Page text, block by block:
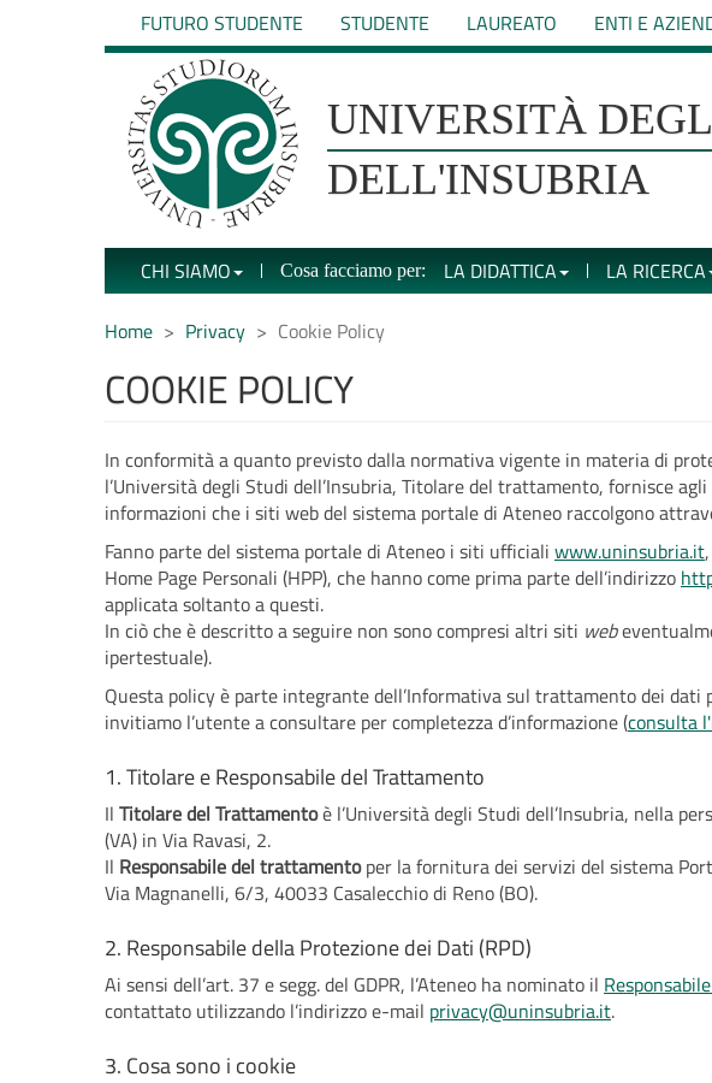
FUTURO STUDENTE STUDENTE LAUREATO ENTI E
UNIVERSITÀ
DELL'INSUBRIA
UNIVERSIT�
DEGLI
STUDI
DELL'INSUBRIA
CHI SIAMO Cosa facciamo per: LA DIDATTICA LA RICERCA
Home Privacy Cookie Policy
COOKIE POLICY
In conformità a quanto previsto dalla normativa vigente in materia di
l’Università degli Studi dell’Insubria, Titolare del trattamento, fornisce
informazioni che i siti web del sistema portale di Ateneo raccolgono
Fanno parte del sistema portale di Ateneo i siti ufficiali www.uninsubria.it,
Home Page Personali (HPP), che hanno come prima parte dell’indirizzo
applicata soltanto a questi.
In ciò che è descritto a seguire non sono compresi altri siti web
ipertestuale).
Questa policy è parte integrante dell’Informativa sul trattamento dei
invitiamo l’utente a consultare per completezza d’informazione (consulta
1. Titolare e Responsabile del Trattamento
Il Titolare del Trattamentoè l’Università degli Studi dell’Insubria, nella
(VA) in Via Ravasi, 2.
Il Responsabile del trattamentoper la fornitura dei servizi del sistema
Via Magnanelli, 6/3, 40033 Casalecchio di Reno (BO).
2. Responsabile della Protezione dei Dati (RPD)
Ai sensi dell’art. 37 e segg. del GDPR, l’Ateneo ha nominato il
contattato utilizzando l’indirizzo e-mail privacy@uninsubria.it.
3. Cosa sono i cookie